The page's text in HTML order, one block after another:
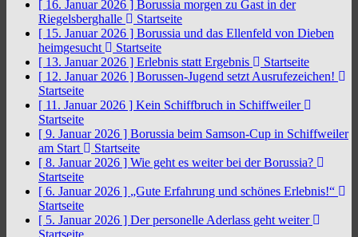
[ 16. Januar 2026 ] Borussia morgen zu Gast in der
Riegelsberghalle
Startseite
[ 15. Januar 2026 ] Borussia und das Ellenfeld von Dieben
heimgesucht
Startseite
[ 13. Januar 2026 ] Erlebnis statt Ergebnis
Startseite
[ 12. Januar 2026 ] Borussen-Jugend setzt Ausrufezeichen!
Startseite
[ 11. Januar 2026 ] Kein Schiffbruch in Schiffweiler
Startseite
[ 9. Januar 2026 ] Borussia beim Samson-Cup in Schiffweiler
am Start
Startseite
[ 8. Januar 2026 ] Wie geht es weiter bei der Borussia?
Startseite
[ 6. Januar 2026 ] „Gute Erfahrung und schönes Erlebnis!“
Startseite
[ 5. Januar 2026 ] Der personelle Aderlass geht weiter
Startseite